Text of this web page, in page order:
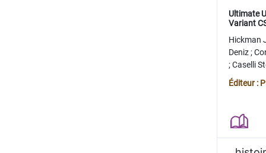
Ultimate
Variant
Hickman
Deniz;
;Caselli
Juan
Éditeur :